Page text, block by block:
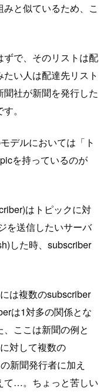
と似ているため、こ
で、そのリストは配
い人は配達先リスト
社が新聞を発行した
。
デルにおいては「ト
を持っているのが
はトピックに対
を送信したいサーバ
した時、subscriber
は複数のsubscriber
は1対多の関係とな
ここは新聞の例と
対して複数の
新聞発行者に加え
て…。ちょっと苦しい